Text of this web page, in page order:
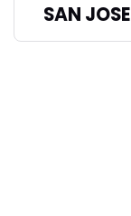
SAN JOSE